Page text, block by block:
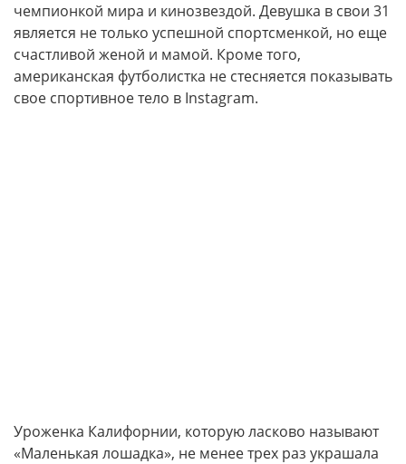
чемпионкой мира и кинозвездой. Девушка в свои 31
является не только успешной спортсменкой, но еще
счастливой женой и мамой. Кроме того,
американская футболистка не стесняется показывать
свое спортивное тело в Instagram.
Уроженка Калифорнии, которую ласково называют
«Маленькая лошадка», не менее трех раз украшала